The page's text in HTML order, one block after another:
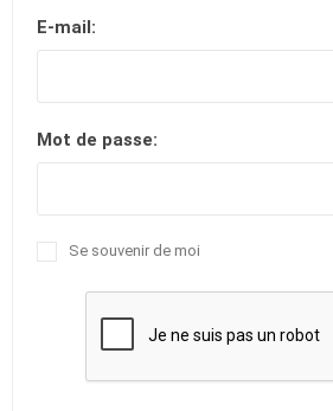
E-mail:
Mot de passe:
Se souvenir de moi